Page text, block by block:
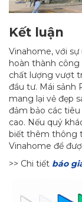
Kết luận
Vinahome, với
hoàn thành
chất lượng vượt
đầu tư. Mái sảnh
mang lại vẻ đẹp
đảm bảo các tiêu
cao. Nếu quý
biết thêm thông
Vinahome để
>> Chi tiết báo